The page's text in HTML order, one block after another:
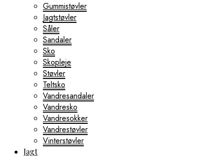
Gummistøvler
Jagtstøvler
Såler
Sandaler
Sko
Skopleje
Støvler
Teltsko
Vandresandaler
Vandresko
Vandresokker
Vandrestøvler
Vinterstøvler
Jagt